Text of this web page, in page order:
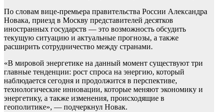
По словам вице-премьера правительства России Александра
Новака, приезд в Москву представителей десятков
иностранных государств — это возможность обсудить
текущую ситуацию и актуальные прогнозы, а также
расширить сотрудничество между странами.
«В мировой энергетике на данный момент существуют три
главные тенденции: рост спроса на энергию, который
наблюдается сегодня и продолжится в перспективе,
технологические инновации, которые меняют экономику и
энергетику, а также изменения, происходящие в
геополитике», — подчеркнул Новак.